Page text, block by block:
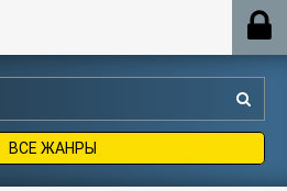
ВСЕ ЖАНРЫ